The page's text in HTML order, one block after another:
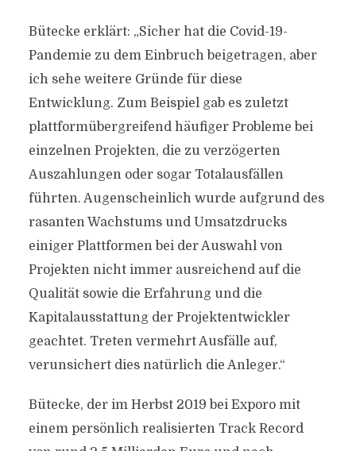
Bütecke erklärt: „Sicher hat die Covid-19-
Pandemie zu dem Einbruch beigetragen, aber
ich sehe weitere Gründe für diese
Entwicklung. Zum Beispiel gab es zuletzt
plattformübergreifend häufiger Probleme bei
einzelnen Projekten, die zu verzögerten
Auszahlungen oder sogar Totalausfällen
führten. Augenscheinlich wurde aufgrund des
rasanten Wachstums und Umsatzdrucks
einiger Plattformen bei der Auswahl von
Projekten nicht immer ausreichend auf die
Qualität sowie die Erfahrung und die
Kapitalausstattung der Projektentwickler
geachtet. Treten vermehrt Ausfälle auf,
verunsichert dies natürlich die Anleger.“
Bütecke, der im Herbst 2019 bei Exporo mit
einem persönlich realisierten Track Record